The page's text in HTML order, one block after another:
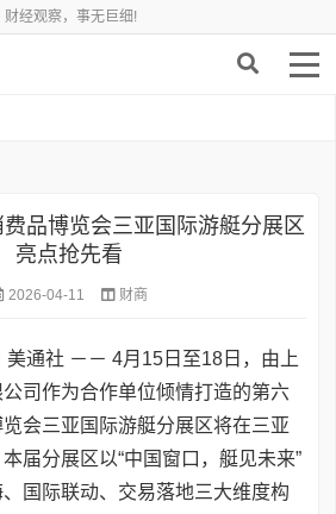
经观察，事无巨细!
品博览会三亚国际游艇分展区
亮点抢先看
2026-04-11 财商
美通社 －－ 4月15日至18日，由上
司作为合作单位倾情打造的第六
会三亚国际游艇分展区将在三亚
届分展区以“中国窗口，艇见未来”
国际联动、交易落地三大维度构